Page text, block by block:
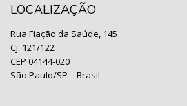
LOCALIZAÇÃO
Rua Fiação da Saúde, 145
Cj. 121/122
CEP 04144-020
São Paulo/SP – Brasil